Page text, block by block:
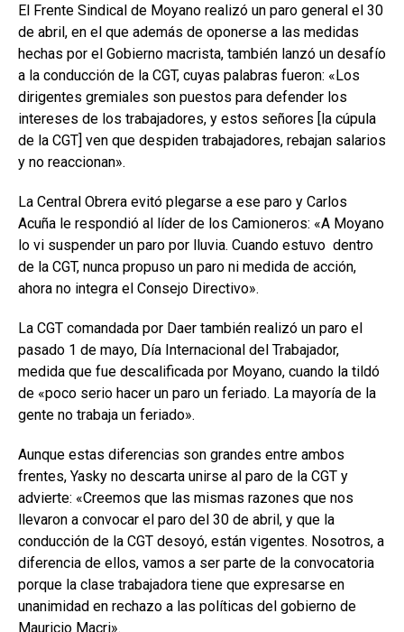
El Frente Sindical de Moyano realizó un paro general el 30
de abril, en el que además de oponerse a las medidas
hechas por el Gobierno macrista, también lanzó un desafío
a la conducción de la CGT, cuyas palabras fueron: «Los
dirigentes gremiales son puestos para defender los
intereses de los trabajadores, y estos señores [la cúpula
de la CGT] ven que despiden trabajadores, rebajan salarios
y no reaccionan».
La Central Obrera evitó plegarse a ese paro y Carlos
Acuña le respondió al líder de los Camioneros: «A Moyano
lo vi suspender un paro por lluvia. Cuando estuvo dentro
de la CGT, nunca propuso un paro ni medida de acción,
ahora no integra el Consejo Directivo».
La CGT comandada por Daer también realizó un paro el
pasado 1 de mayo, Día Internacional del Trabajador,
medida que fue descalificada por Moyano, cuando la tildó
de «poco serio hacer un paro un feriado. La mayoría de la
gente no trabaja un feriado».
Aunque estas diferencias son grandes entre ambos
frentes, Yasky no descarta unirse al paro de la CGT y
advierte: «Creemos que las mismas razones que nos
llevaron a convocar el paro del 30 de abril, y que la
conducción de la CGT desoyó, están vigentes. Nosotros, a
diferencia de ellos, vamos a ser parte de la convocatoria
porque la clase trabajadora tiene que expresarse en
unanimidad en rechazo a las políticas del gobierno de
Mauricio Macri».